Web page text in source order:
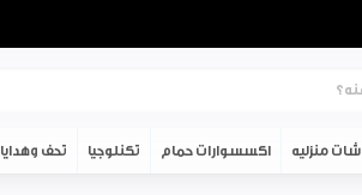
منزليه اكسسوارات حمام تكنلوجيا تحف وهدايا